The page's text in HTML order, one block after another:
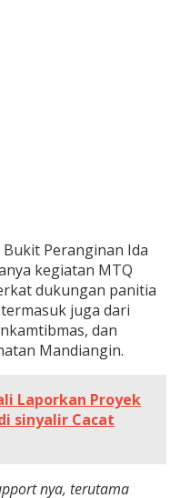
Bukit Peranginan Ida
kegiatan MTQ
dukungan panitia
juga dari
dan
Mandiangin.
Laporkan Proyek
sinyalir Cacat
nya, terutama